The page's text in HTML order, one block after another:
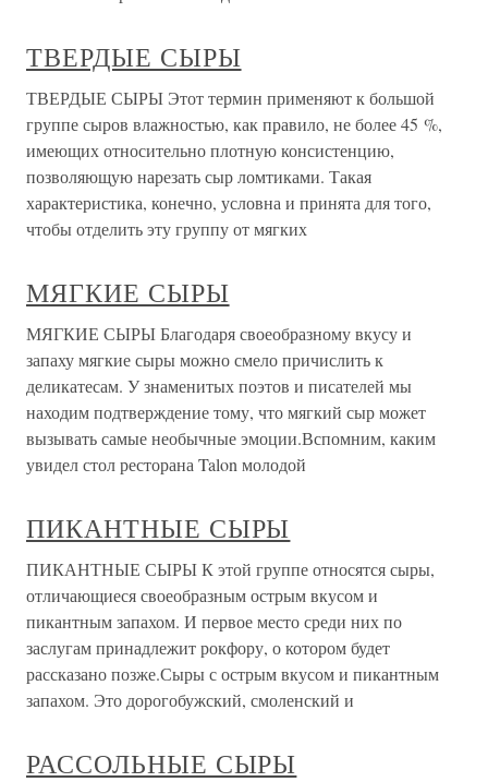
ТВЕРДЫЕ СЫРЫ
ТВЕРДЫЕ СЫРЫ Этот термин применяют к большой
группе сыров влажностью, как правило, не более 45 %,
имеющих относительно плотную консистенцию,
позволяющую нарезать сыр ломтиками. Такая
характеристика, конечно, условна и принята для того,
чтобы отделить эту группу от мягких
МЯГКИЕ СЫРЫ
МЯГКИЕ СЫРЫ Благодаря своеобразному вкусу и
запаху мягкие сыры можно смело причислить к
деликатесам. У знаменитых поэтов и писателей мы
находим подтверждение тому, что мягкий сыр может
вызывать самые необычные эмоции.Вспомним, каким
увидел стол ресторана Talon молодой
ПИКАНТНЫЕ СЫРЫ
ПИКАНТНЫЕ СЫРЫ К этой группе относятся сыры,
отличающиеся своеобразным острым вкусом и
пикантным запахом. И первое место среди них по
заслугам принадлежит рокфору, о котором будет
рассказано позже.Сыры с острым вкусом и пикантным
запахом. Это дорогобужский, смоленский и
РАССОЛЬНЫЕ СЫРЫ